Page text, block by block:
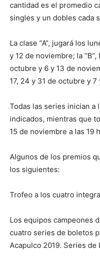
cantidad es el promedio
singles y un dobles cada
La clase “A”, jugará los
y 12 de noviembre; la
octubre y 6 y 13 de
17, 24 y 31 de octubre y
Todas las series inician a
indicados, mientras que
15 de noviembre a las 19
Algunos de los premios
los siguientes:
Trofeo a los cuatro
Los equipos campeones
cuatro series de boletos
Acapulco 2019. Series de